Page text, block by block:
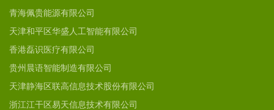
青海佩贵能源有限公司
天津和平区华盛人工智能有限公司
香港磊识医疗有限公司
贵州晨语智能制造有限公司
天津静海区联高信息技术股份有限公司
浙江江干区易天信息技术有限公司